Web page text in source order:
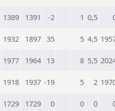
1389 1391 -2 1 0,5
1932 1897 35 5 4,5
1977 1964 13 8 5,5
1918 1937 -19 5 2
1729 1729 0 0 0